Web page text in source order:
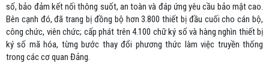
số, bảo đảm kết nối thông suốt, an toàn và đáp ứng yêu cầu bảo mật cao.
Bên cạnh đó, đã trang bị đồng bộ hơn 3.800 thiết bị đầu cuối cho cán bộ,
công chức, viên chức; cấp phát trên 4.100 chữ ký số và hàng nghìn thiết bị
ký số mã hóa, từng bước thay đổi phương thức làm việc truyền thống
trong các cơ quan Đảng.